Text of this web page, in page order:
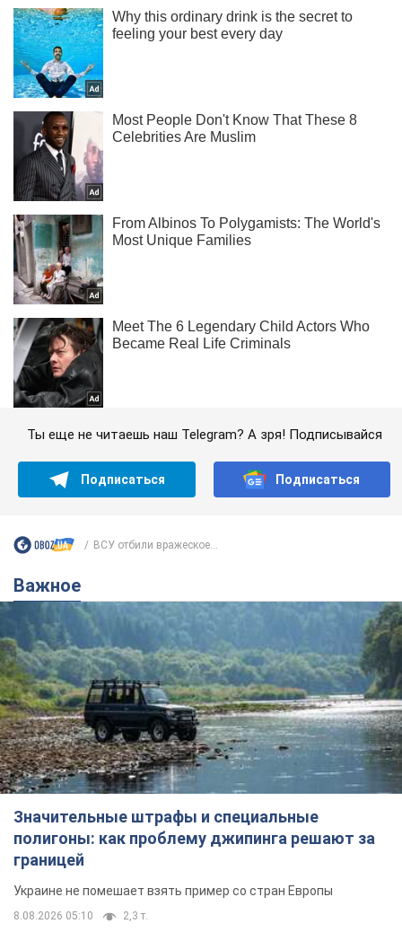
Ты еще не читаешь наш Telegram? А зря! Подписывайся
Подписаться Подписаться
ВСУ отбили вражеское...
Важное
Значительные штрафы и специальные
полигоны: как проблему джипинга решают за
границей
Украине не помешает взять пример со стран Европы
8.08.2026 05:10 2,3 т.